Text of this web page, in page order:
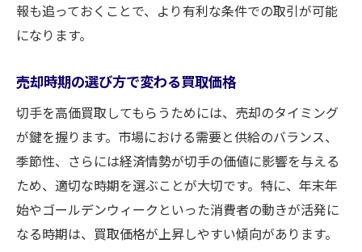
報も追っておくことで、より有利な条件での取引が可能
になります。
売却時期の選び方で変わる買取価格
切手を高価買取してもらうためには、売却のタイミング
が鍵を握ります。市場における需要と供給のバランス、
季節性、さらには経済情勢が切手の価値に影響を与える
ため、適切な時期を選ぶことが大切です。特に、年末年
始やゴールデンウィークといった消費者の動きが活発に
なる時期は、買取価格が上昇しやすい傾向があります。